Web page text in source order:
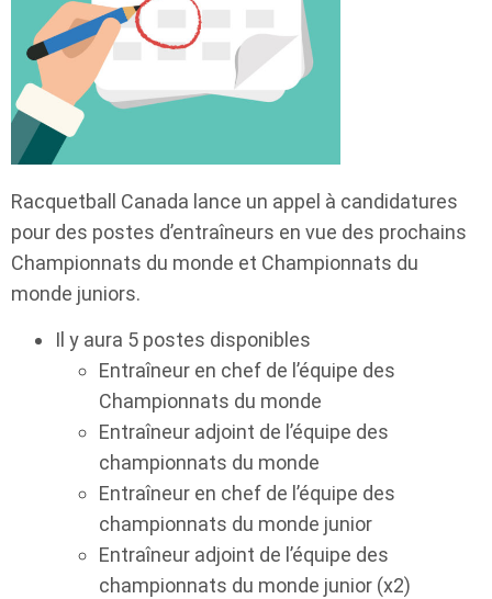
Racquetball Canada lance un appel à candidatures
pour des postes d’entraîneurs en vue des prochains
Championnats du monde et Championnats du
monde juniors.
Il y aura 5 postes disponibles
Entraîneur en chef de l’équipe des
Championnats du monde
Entraîneur adjoint de l’équipe des
championnats du monde
Entraîneur en chef de l’équipe des
championnats du monde junior
Entraîneur adjoint de l’équipe des
championnats du monde junior (x2)